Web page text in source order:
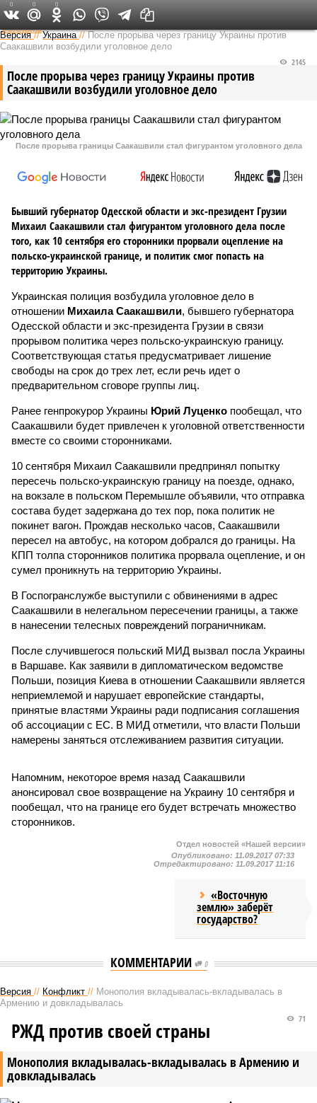
Федеральный выпуск
Версия //Украина //После прорыва через границу Украины против
Саакашвили возбудили уголовное дело
После прорыва через границу Украины против
Саакашвили возбудили уголовное дело
2145
После прорыва границы Саакашвили стал фигурантом уголовного дела
Бывший губернатор Одесской области и экс-президент Грузии
Михаил Саакашвили стал фигурантом уголовного дела после
того, как 10 сентября его сторонники прорвали оцепление на
польско-украинской границе, и политик смог попасть на
территорию Украины.
Украинская полиция возбудила уголовное дело в
отношении Михаила Саакашвили, бывшего губернатора
Одесской области и экс-президента Грузии в связи
прорывом политика через польско-украинскую границу.
Соответствующая статья предусматривает лишение
свободы на срок до трех лет, если речь идет о
предварительном сговоре группы лиц.
Ранее генпрокурор Украины Юрий Луценко пообещал, что
Саакашвили будет привлечен к уголовной ответственности
вместе со своими сторонниками.
10 сентября Михаил Саакашвили предпринял попытку
пересечь польско-украинскую границу на поезде, однако,
на вокзале в польском Перемышле объявили, что отправка
состава будет задержана до тех пор, пока политик не
покинет вагон. Прождав несколько часов, Саакашвили
пересел на автобус, на котором добрался до границы. На
КПП толпа сторонников политика прорвала оцепление, и он
сумел проникнуть на территорию Украины.
В Госпогранслужбе выступили с обвинениями в адрес
Саакашвили в нелегальном пересечении границы, а также
в нанесении телесных повреждений пограничникам.
После случившегося польский МИД вызвал посла Украины
в Варшаве. Как заявили в дипломатическом ведомстве
Польши, позиция Киева в отношении Саакашвили является
неприемлемой и нарушает европейские стандарты,
принятые властями Украины ради подписания соглашения
об ассоциации с ЕС. В МИД отметили, что власти Польши
намерены заняться отслеживанием развития ситуации.
Напомним, некоторое время назад Саакашвили
анонсировал свое возвращение на Украину 10 сентября и
пообещал, что на границе его будет встречать множество
сторонников.
0 0 0
Отдел новостей «Нашей версии»
Опубликовано: 11.09.2017 07:33
Отредактировано: 11.09.2017 11:16
«Восточную
землю» заберёт
государство?
КОММЕНТАРИИ 0
Версия // Конфликт // Монополия вкладывалась-вкладывалась в
Армению и довкладывалась
Монополия вкладывалась-вкладывалась в Армению и
довкладывалась
71
РЖД против своей страны